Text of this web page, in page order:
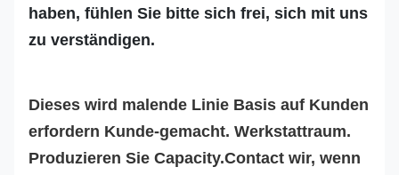
haben, fühlen Sie bitte sich frei, sich mit uns
zu verständigen.
Dieses wird malende Linie Basis auf Kunden
erfordern Kunde-gemacht. Werkstattraum.
Produzieren Sie Capacity.Contact wir, wenn